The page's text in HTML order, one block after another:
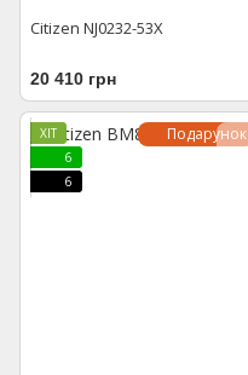
Citizen NJ0232-53X
20 410 грн
Подарунок
ХІТ
6
6